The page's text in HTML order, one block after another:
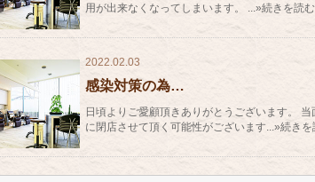
用が出来なくなってしまいます。 ...»続きを読む
2022.02.03
感染対策の為…
日頃よりご愛顧頂きありがとうございます。
に閉店させて頂く可能性がございます...»続きを